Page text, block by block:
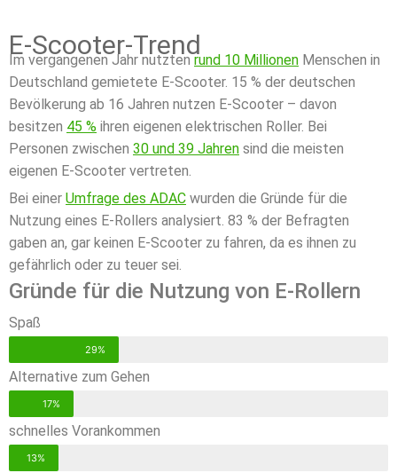
E-Scooter-Trend
Im vergangenen Jahr nutztenrund 10 Millionen Menschen in
Deutschland gemietete E-Scooter. 15 % der deutschen
Bevölkerung ab 16 Jahren nutzen E-Scooter – davon
besitzen 45 % ihren eigenen elektrischen Roller. Bei
Personen zwischen 30 und 39 Jahren sind die meisten
eigenen E-Scooter vertreten.
Bei einer Umfrage des ADAC wurden die Gründe für die
Nutzung eines E-Rollers analysiert. 83 % der Befragten
gaben an, gar keinen E-Scooter zu fahren, da es ihnen zu
gefährlich oder zu teuer sei.
Gründe für die Nutzung von E-Rollern
Spaß
29%
Alternative zum Gehen
17%
schnelles Vorankommen
13%